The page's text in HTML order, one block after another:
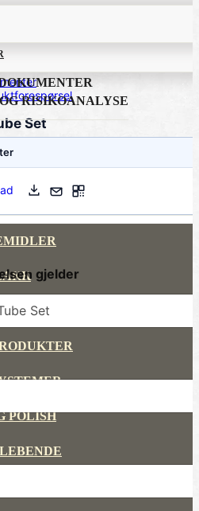
RISIKOANALYSE
POLISH
Set
gjelder